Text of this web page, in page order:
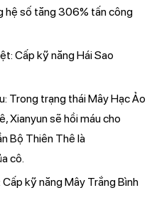
hệ số tăng 306% tấn công
Cấp kỹ năng Hái Sao
Trong trạng thái Mây Hạc Ảo
Xianyun sẽ hồi máu cho
Bộ Thiên Thê là
cô.
kỹ năng Mây Trắng Bình